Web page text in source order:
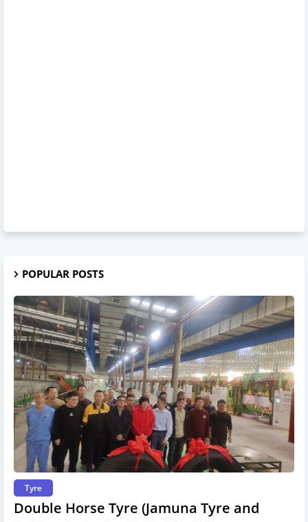
POPULAR POSTS
Tyre
Double Horse Tyre (Jamuna Tyre and